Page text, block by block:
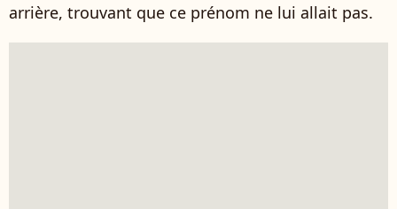
arrière, trouvant que ce prénom ne lui allait pas.